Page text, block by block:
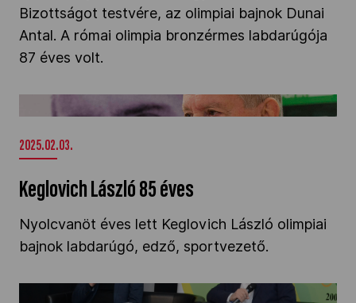
Bizottságot testvére, az olimpiai bajnok Dunai
Antal. A római olimpia bronzérmes labdarúgója
87 éves volt.
Keglovich László 85 éves" />
2025.02.03.
Keglovich László 85 éves
Nyolcvanöt éves lett Keglovich László olimpiai
bajnok labdarúgó, edző, sportvezető.
Ezüstös Aranycsapat az Erzsébetligeti